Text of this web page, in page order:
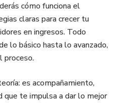
cómo funciona el
claras para crecer tu
en ingresos. Todo
lo básico hasta lo avanzado,
proceso.
es acompañamiento,
que te impulsa a dar lo mejor